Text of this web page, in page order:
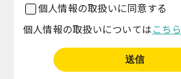
個人情報の取扱いに同意する
個人情報の取扱いについては こちら